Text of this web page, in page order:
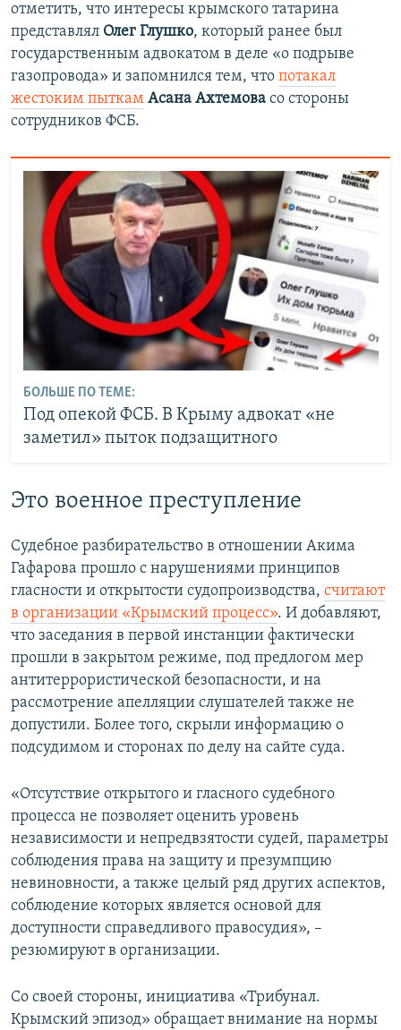
отметить, что интересы крымского татарина
представлял Олег Глушко, который ранее был
государственным адвокатом в деле «о подрыве
газопровода» и запомнился тем, что потакал
жестоким пыткам Асана Ахтемова со стороны
сотрудников ФСБ.
БОЛЬШЕ ПО ТЕМЕ:
Под опекой ФСБ. В Крыму адвокат «не
заметил» пыток подзащитного
Это военное преступление
Судебное разбирательство в отношении Акима
Гафарова прошло с нарушениями принципов
гласности и открытости судопроизводства, считают
в организации «Крымский процесс». И добавляют,
что заседания в первой инстанции фактически
прошли в закрытом режиме, под предлогом мер
антитеррористической безопасности, и на
рассмотрение апелляции слушателей также не
допустили. Более того, скрыли информацию о
подсудимом и сторонах по делу на сайте суда.
«Отсутствие открытого и гласного судебного
процесса не позволяет оценить уровень
независимости и непредвзятости судей, параметры
соблюдения права на защиту и презумпцию
невиновности, а также целый ряд других аспектов,
соблюдение которых является основой для
доступности справедливого правосудия», –
резюмируют в организации.
Со своей стороны, инициатива «Трибунал.
Крымский эпизод» обращает внимание на нормы